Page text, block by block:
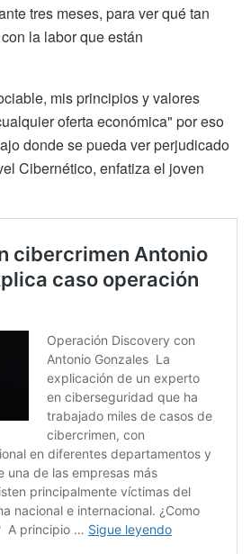
tres meses, para ver qué tan
la labor que están
mis principios y valores
oferta económica" por eso
donde se pueda ver perjudicado
Cibernético, enfatiza el joven